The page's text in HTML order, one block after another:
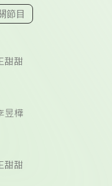
關單集
節目
甜甜
昱樺
甜甜